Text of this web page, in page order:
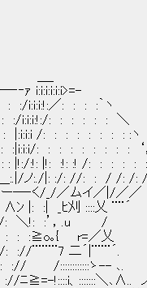
: : :｀ヽ
: : : : : ＼
: : |:i:i:i /: : : : : : : : :ヽ
: : : : : : : : : ‘
: : |!:/:!: |!: :!: :! /: : : : :
:./|: :/:
/_/／ム
_ﾋ刈
!: :’，
r=／乂
´|¨¨¨´.
､. ,ｨ(＿＿
＼､∧.. ノ圭